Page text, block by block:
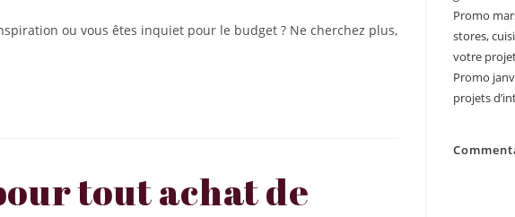
ou vous êtes inquiet pour le budget ? Ne cherchez plus,
tout achat de
Promo
stores,
votre projet
Promo
projets